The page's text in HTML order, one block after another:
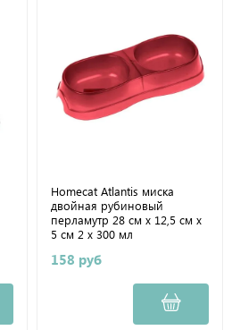
Homecat Atlantis миска
двойная рубиновый
перламутр 28 см х 12,5 см х
5 см 2 х 300 мл
158 руб